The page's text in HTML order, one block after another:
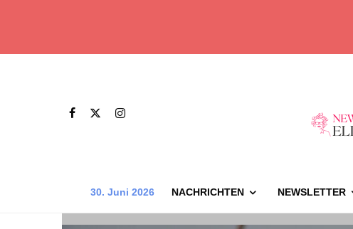
30. Juni 2026 NACHRICHTEN NEWSLETTER